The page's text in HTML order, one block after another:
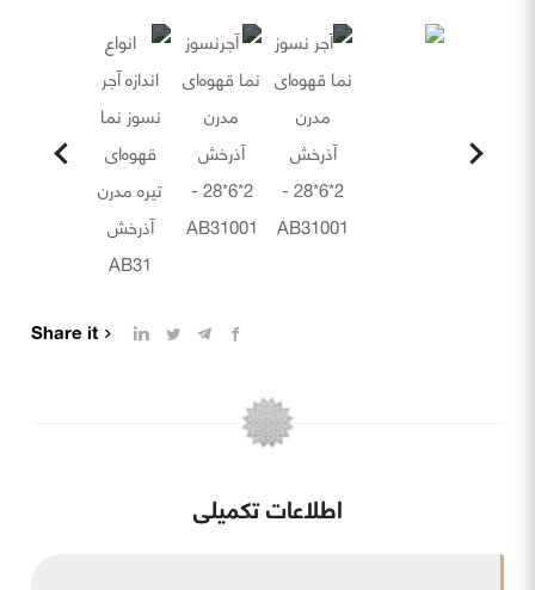
اطلاعات تکمیلی